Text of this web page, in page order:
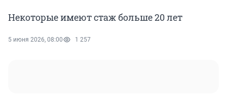
Некоторые имеют стаж больше 20 лет
5 июня 2026, 08:00 1 257